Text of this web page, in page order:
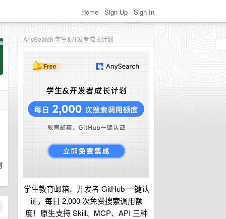
Home Sign Up Sign In
AnySearch 学生&开发者成长计划
学生教育邮箱、开发者 GitHub 一键认
证，每日 2,000 次免费搜索调用额
度！原生支持 Skill、MCP、API 三种